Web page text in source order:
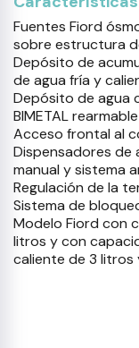
Fuentes Fiord
sobre estructura
Depósito de
de agua fría y
Depósito de agua
BIMETAL rearmable
Acceso frontal al
Dispensadores de
manual y sistema
Regulación de la
Sistema de
Modelo Fiord con
litros y con
caliente de 3